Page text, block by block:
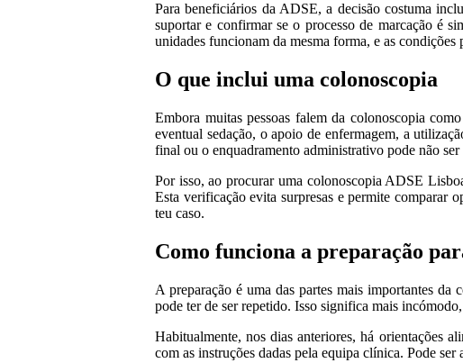
Para beneficiários da ADSE, a decisão costuma
suportar e confirmar se o processo de marcação é
unidades funcionam da mesma forma, e as
O que inclui uma colonoscopia
Embora muitas pessoas falem da colonoscopia
eventual sedação, o apoio de enfermagem, a
final ou o enquadramento administrativo pode não
Por isso, ao procurar uma colonoscopia ADSE
Esta verificação evita surpresas e permite comparar
teu caso.
Como funciona a preparação
A preparação é uma das partes mais importantes
pode ter de ser repetido. Isso significa mais
Habitualmente, nos dias anteriores, há orientações
com as instruções dadas pela equipa clínica. Pode